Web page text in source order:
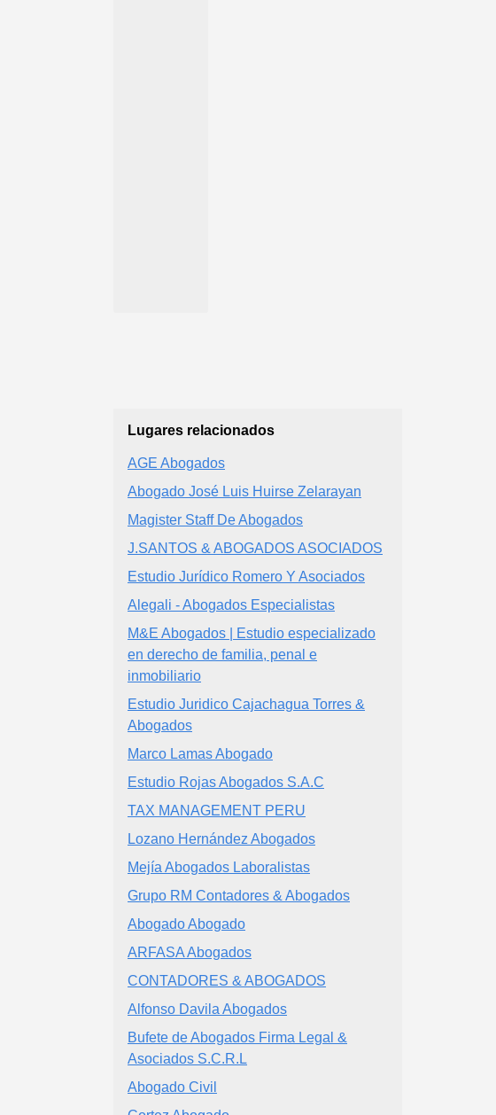
Lugares relacionados
AGE Abogados
Abogado José Luis Huirse Zelarayan
Magister Staff De Abogados
J.SANTOS & ABOGADOS ASOCIADOS
Estudio Jurídico Romero Y Asociados
Alegali - Abogados Especialistas
M&E Abogados | Estudio especializado
en derecho de familia, penal e
inmobiliario
Estudio Juridico Cajachagua Torres &
Abogados
Marco Lamas Abogado
Estudio Rojas Abogados S.A.C
TAX MANAGEMENT PERU
Lozano Hernández Abogados
Mejía Abogados Laboralistas
Grupo RM Contadores & Abogados
Abogado Abogado
ARFASA Abogados
CONTADORES & ABOGADOS
Alfonso Davila Abogados
Bufete de Abogados Firma Legal &
Asociados S.C.R.L
Abogado Civil